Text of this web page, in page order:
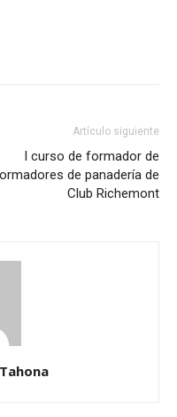
Artículo siguiente
I curso de formador de
de panadería de
Club Richemont